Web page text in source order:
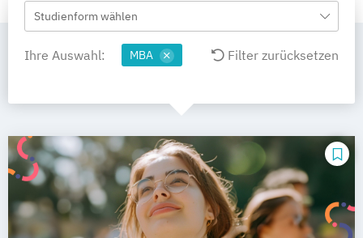
Studienform wählen
Ihre Auswahl: MBA Filter zurücksetzen